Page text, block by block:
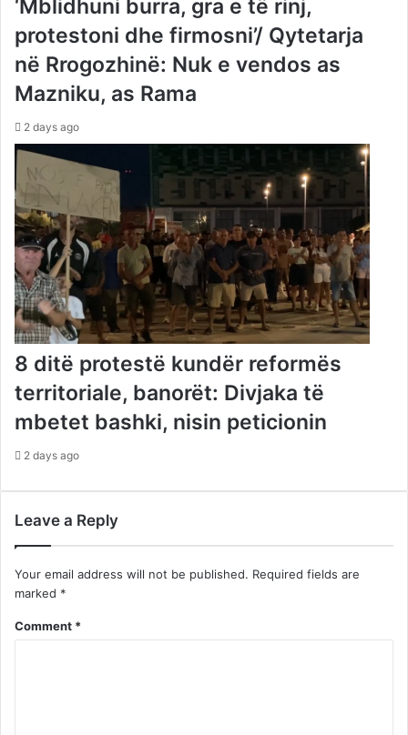
‘Mblidhuni burra, gra e të rinj,
protestoni dhe firmosni’/ Qytetarja
në Rrogozhinë: Nuk e vendos as
Mazniku, as Rama
2 days ago
8 ditë protestë kundër reformës
territoriale, banorët: Divjaka të
mbetet bashki, nisin peticionin
2 days ago
Leave a Reply
Your email address will not be published. Required fields are
marked *
Comment *